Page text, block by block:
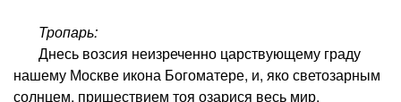
Тропарь:
Днесь возсия неизреченно царствующему граду
нашему Москве икона Богоматере, и, яко светозарным
солнцем, пришествием тоя озарися весь мир.